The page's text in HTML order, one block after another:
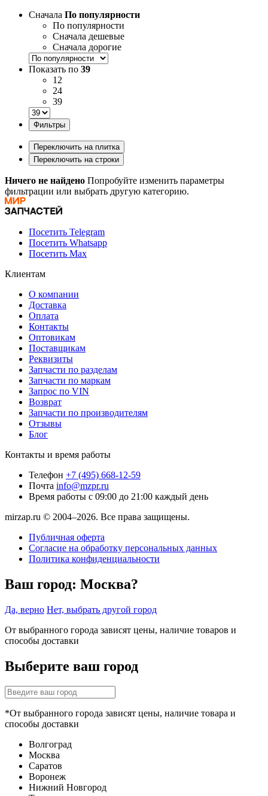
Сначала По популярности
По популярности
Сначала дешевые
Сначала дорогие
Показать по 39
12
24
39
Фильтры
Переключить на плитка
Переключить на строки
Ничего не найдено Попробуйте изменить параметры
фильтрации или выбрать другую категорию.
Посетить Telegram
Посетить Whatsapp
Посетить Max
Клиентам
О компании
Доставка
Оплата
Контакты
Оптовикам
Поставщикам
Реквизиты
Запчасти по разделам
Запчасти по маркам
Запрос по VIN
Возврат
Запчасти по производителям
Отзывы
Блог
Контакты и время работы
Телефон +7 (495) 668-12-59
Почта info@mzpr.ru
Время работы с 09:00 до 21:00 каждый день
mirzap.ru © 2004–2026. Все права защищены.
Публичная оферта
Согласие на обработку персональных данных
Политика конфиденциальности
Ваш город: Москва?
Да, верно Нет, выбрать другой город
От выбранного города зависят цены, наличие товаров и
способы доставки
Выберите ваш город
*От выбранного города зависят цены, наличие товара и
способы доставки
Волгоград
Москва
Саратов
Воронеж
Нижний Новгород